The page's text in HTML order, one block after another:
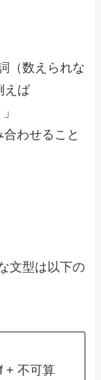
（数えられな
えば
合わせること
文型は以下の
+ 不可算